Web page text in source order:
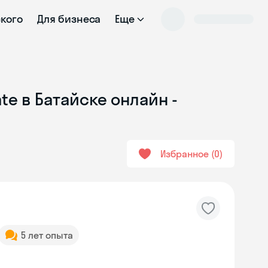
Для бизнеса Еще
в Батайске онлайн -
Избранное 0
5 лет опыта